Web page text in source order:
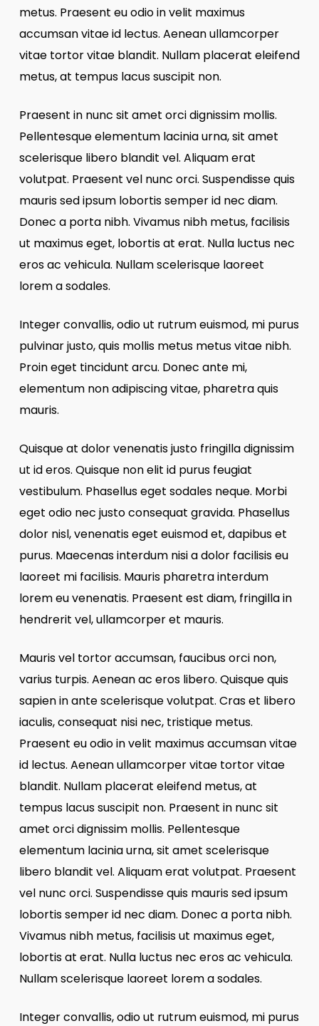
metus. Praesent eu odio in velit maximus
accumsan vitae id lectus. Aenean ullamcorper
vitae tortor vitae blandit. Nullam placerat eleifend
metus, at tempus lacus suscipit non.
Praesent in nunc sit amet orci dignissim mollis.
Pellentesque elementum lacinia urna, sit amet
scelerisque libero blandit vel. Aliquam erat
volutpat. Praesent vel nunc orci. Suspendisse quis
mauris sed ipsum lobortis semper id nec diam.
Donec a porta nibh. Vivamus nibh metus, facilisis
ut maximus eget, lobortis at erat. Nulla luctus nec
eros ac vehicula. Nullam scelerisque laoreet
lorem a sodales.
Integer convallis, odio ut rutrum euismod, mi purus
pulvinar justo, quis mollis metus metus vitae nibh.
Proin eget tincidunt arcu. Donec ante mi,
elementum non adipiscing vitae, pharetra quis
mauris.
Quisque at dolor venenatis justo fringilla dignissim
ut id eros. Quisque non elit id purus feugiat
vestibulum. Phasellus eget sodales neque. Morbi
eget odio nec justo consequat gravida. Phasellus
dolor nisl, venenatis eget euismod et, dapibus et
purus. Maecenas interdum nisi a dolor facilisis eu
laoreet mi facilisis. Mauris pharetra interdum
lorem eu venenatis. Praesent est diam, fringilla in
hendrerit vel, ullamcorper et mauris.
Mauris vel tortor accumsan, faucibus orci non,
varius turpis. Aenean ac eros libero. Quisque quis
sapien in ante scelerisque volutpat. Cras et libero
iaculis, consequat nisi nec, tristique metus.
Praesent eu odio in velit maximus accumsan vitae
id lectus. Aenean ullamcorper vitae tortor vitae
blandit. Nullam placerat eleifend metus, at
tempus lacus suscipit non. Praesent in nunc sit
amet orci dignissim mollis. Pellentesque
elementum lacinia urna, sit amet scelerisque
libero blandit vel. Aliquam erat volutpat. Praesent
vel nunc orci. Suspendisse quis mauris sed ipsum
lobortis semper id nec diam. Donec a porta nibh.
Vivamus nibh metus, facilisis ut maximus eget,
lobortis at erat. Nulla luctus nec eros ac vehicula.
Nullam scelerisque laoreet lorem a sodales.
Integer convallis, odio ut rutrum euismod, mi purus